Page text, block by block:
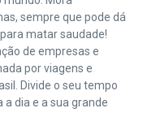
sempre que pode dá
matar saudade!
de empresas e
por viagens e
Divide o seu tempo
dia e a sua grande